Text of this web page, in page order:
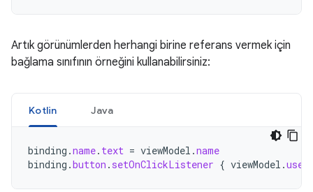
Artık görünümlerden herhangi birine referans vermek için
bağlama sınıfının örneğini kullanabilirsiniz:
Kotlin Java
binding .name. text = viewModel .name
binding .button . setOnClickListener { viewModel .